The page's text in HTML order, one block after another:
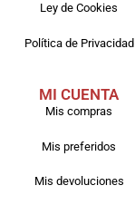
Ley de Cookies
Política de Privacidad
MI CUENTA
Mis compras
Mis preferidos
Mis devoluciones